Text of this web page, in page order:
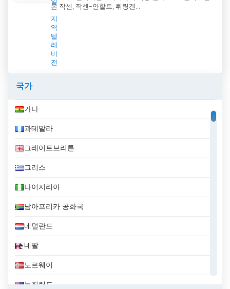
일
지
역
텔
레
비
전
은 작센, 작센-안할트, 튀링겐...
국가
가나
과테말라
그레이트브리튼
그리스
나이지리아
남아프리카 공화국
네덜란드
네팔
노르웨이
뉴질랜드